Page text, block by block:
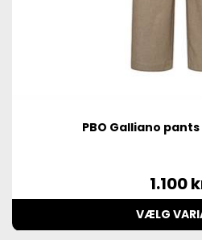
PBO Galliano
1.100
VÆLG